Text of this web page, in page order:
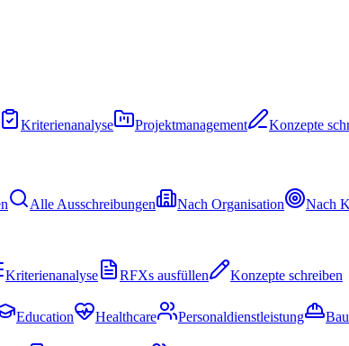
Kriterienanalyse Projektmanagement Konzepte
Alle Ausschreibungen Nach Organisation Nach
Kriterienanalyse RFXs ausfüllen
Konzepte schreiben
Education Healthcare Personaldienstleistung